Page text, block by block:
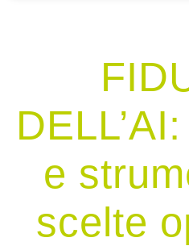
e
scelte